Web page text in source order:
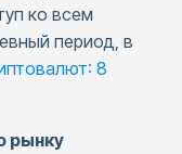
ко всем
период, в
8
рынку